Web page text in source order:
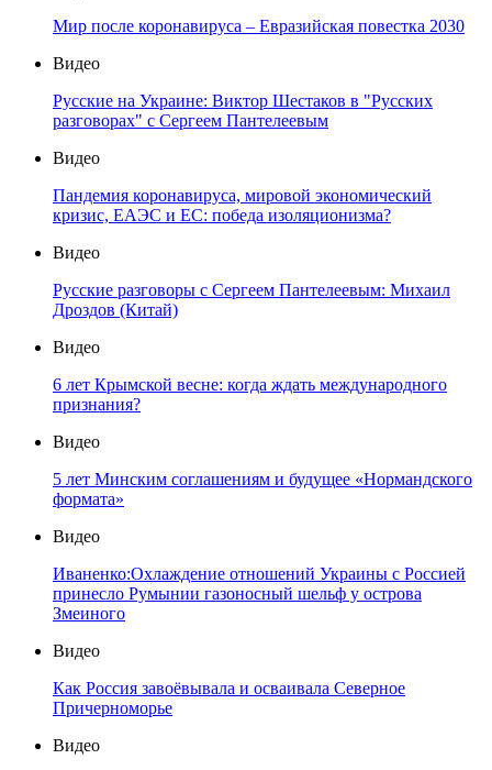
Мир после коронавируса – Евразийская повестка 2030
Видео
Русские на Украине: Виктор Шестаков в "Русских
разговорах" с Сергеем Пантелеевым
Видео
Пандемия коронавируса, мировой экономический
кризис, ЕАЭС и ЕС: победа изоляционизма?
Видео
Русские разговоры с Сергеем Пантелеевым: Михаил
Дроздов (Китай)
Видео
6 лет Крымской весне: когда ждать международного
признания?
Видео
5 лет Минским соглашениям и будущее «Нормандского
формата»
Видео
Иваненко:Охлаждение отношений Украины с Россией
принесло Румынии газоносный шельф у острова
Змеиного
Видео
Как Россия завоёвывала и осваивала Северное
Причерноморье
Видео